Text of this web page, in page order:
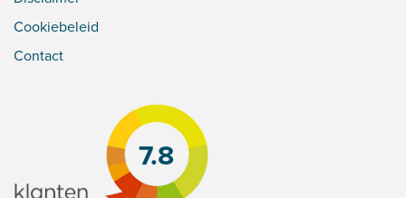
Cookiebeleid
Contact
7.8